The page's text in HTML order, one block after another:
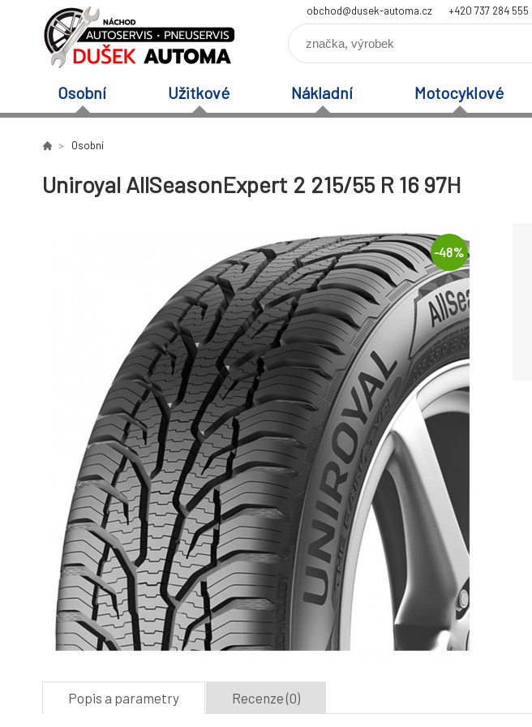
obchod@dusek-automa.cz +420 737 284 555
Osobní Užitkové Nákladní Motocyklové
Osobní
Uniroyal AllSeasonExpert 2 215/55 R 16 97H
-48%
Popis a parametry Recenze (0)